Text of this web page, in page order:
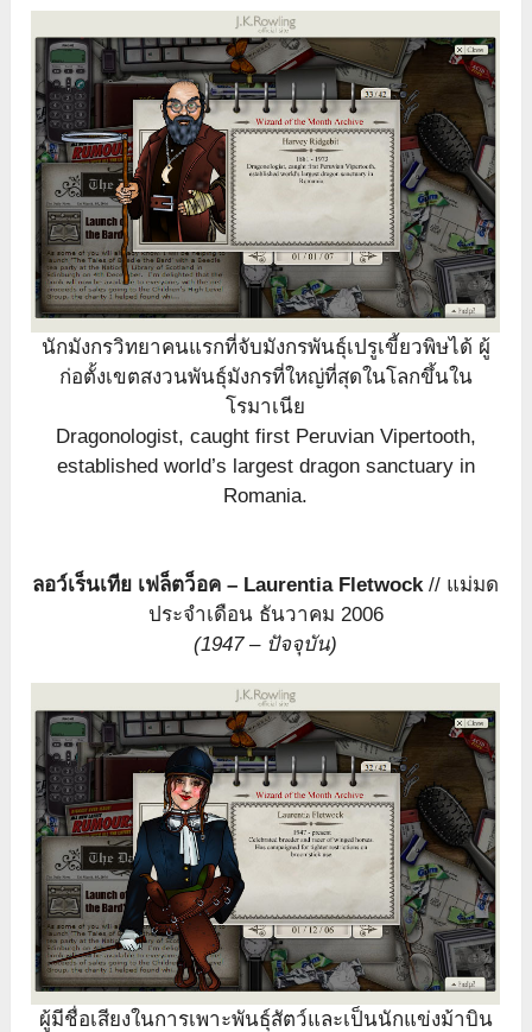
นักมังกรวิทยาคนแรกที่จับมังกรพันธุ์เปรูเขี้ยวพิษได้ ผู้
ก่อตั้งเขตสงวนพันธุ์มังกรที่ใหญ่ที่สุดในโลกขึ้นใน
โรมาเนีย
Dragonologist, caught first Peruvian Vipertooth,
established world’s largest dragon sanctuary in
Romania.
ลอว์เร็นเทีย เฟล็ตว็อค – Laurentia Fletwock // แม่มด
ประจำเดือน ธันวาคม 2006
(1947 – ปัจจุบัน)
ผู้มีชื่อเสียงในการเพาะพันธุ์สัตว์และเป็นนักแข่งม้าบิน